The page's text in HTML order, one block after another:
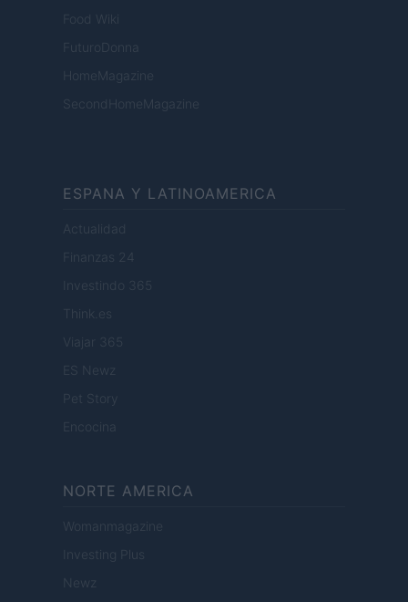
Food Wiki
FuturoDonna
HomeMagazine
SecondHomeMagazine
ESPANA Y LATINOAMERICA
Actualidad
Finanzas 24
Investindo 365
Think.es
Viajar 365
ES Newz
Pet Story
Encocina
NORTE AMERICA
Womanmagazine
Investing Plus
Newz